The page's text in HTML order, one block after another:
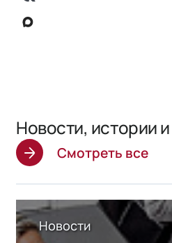
Новости, истории
Смотреть все
Новости